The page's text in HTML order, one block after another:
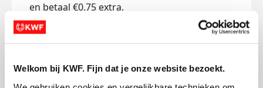
Welkom bij KWF. Fijn dat je onze website bezoekt.
en betaal €0.75 extra.